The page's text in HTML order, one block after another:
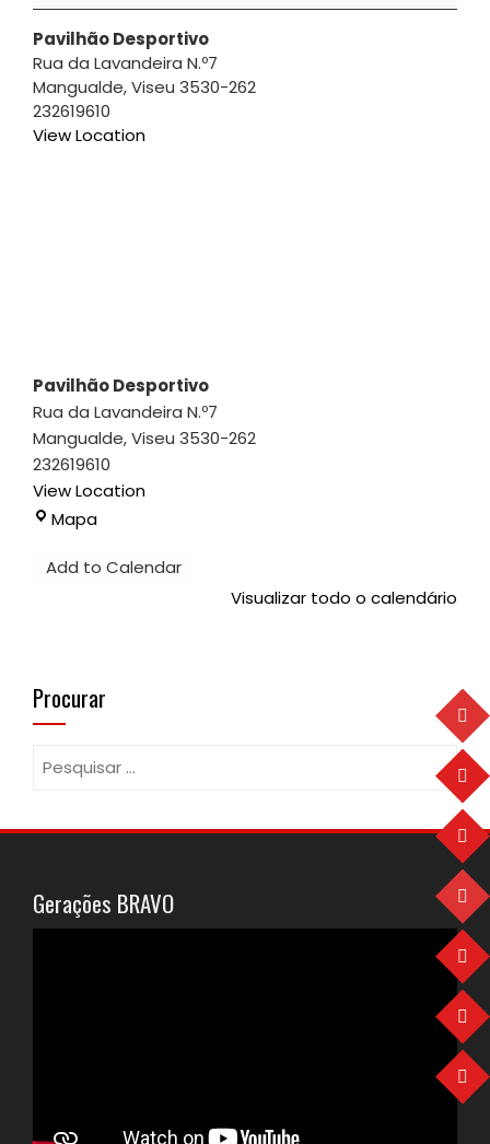
Jorge
Silva
Pavilhão Desportivo
Rua da Lavandeira N.º7
Mangualde,Viseu 3530-262
232619610
View Location
Pavilhão Desportivo
Rua da Lavandeira N.º7
Mangualde,Viseu 3530-262
232619610
View Location
MapaPavilhão
Add to Calendar
Visualizar todo o calendário
Procurar
Pesquisar
Gerações BRAVO